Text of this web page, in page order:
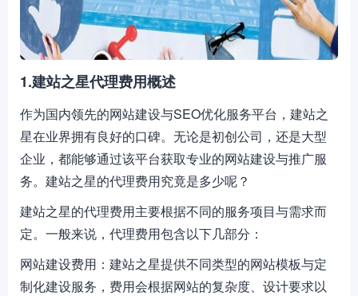
1.建站之星代理费用概述
作为国内领先的网站建设与SEO优化服务平台，建站之
星在业界拥有良好的口碑。无论是初创公司，还是大型
企业，都能够通过该平台获取专业的网站建设与推广服
务。建站之星的代理费用究竟是多少呢？
建站之星的代理费用主要根据不同的服务项目与需求而
定。一般来说，代理费用包含以下几部分：
网站建设费用：建站之星提供不同类型的网站模板与定
制化建设服务，费用会根据网站的复杂度、设计要求以